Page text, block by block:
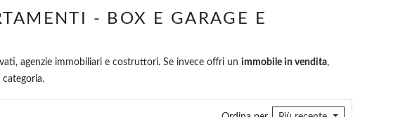
- BOX E GARAGE E
agenzie immobiliari e costruttori. Se invece offri un immobile in vendita,